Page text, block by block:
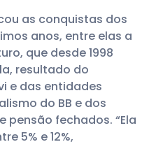
as conquistas dos
anos, entre elas a
que desde 1998
resultado do
e das entidades
do BB e dos
fechados. “Ela
5% e 12%,